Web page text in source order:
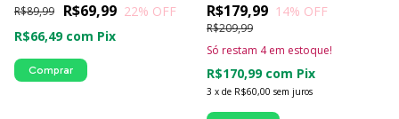
R$69,99
R$89,99 22% OFF
R$66,49 com Pix
Comprar
R$179,99
R$209,99
14% OFF
3 x de R$60,00 sem juros
R$170,99 com Pix
Só restam 4em estoque!